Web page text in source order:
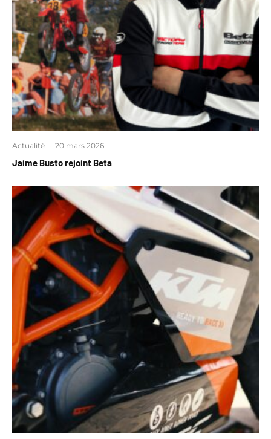
Actualité · 20 mars 2026
Jaime Busto rejoint Beta